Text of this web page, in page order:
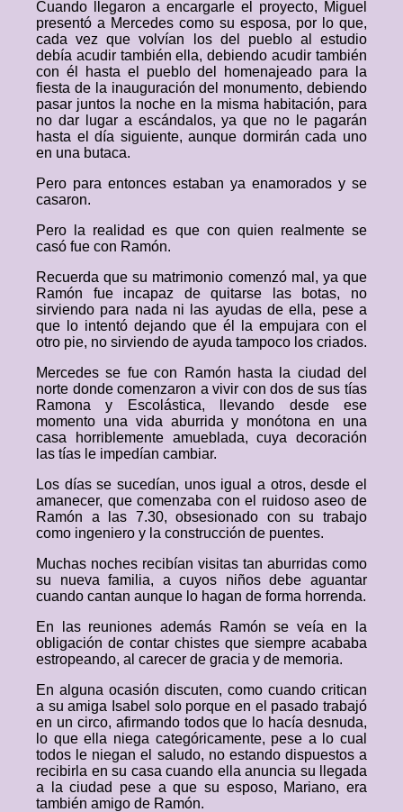
Cuando llegaron a encargarle el proyecto, Miguel
presentó a Mercedes como su esposa, por lo que,
cada vez que volvían los del pueblo al estudio
debía acudir también ella, debiendo acudir también
con él hasta el pueblo del homenajeado para la
fiesta de la inauguración del monumento, debiendo
pasar juntos la noche en la misma habitación, para
no dar lugar a escándalos, ya que no le pagarán
hasta el día siguiente, aunque dormirán cada uno
en una butaca.
Pero para entonces estaban ya enamorados y se
casaron.
Pero la realidad es que con quien realmente se
casó fue con Ramón.
Recuerda que su matrimonio comenzó mal, ya que
Ramón fue incapaz de quitarse las botas, no
sirviendo para nada ni las ayudas de ella, pese a
que lo intentó dejando que él la empujara con el
otro pie, no sirviendo de ayuda tampoco los criados.
Mercedes se fue con Ramón hasta la ciudad del
norte donde comenzaron a vivir con dos de sus tías
Ramona y Escolástica, llevando desde ese
momento una vida aburrida y monótona en una
casa horriblemente amueblada, cuya decoración
las tías le impedían cambiar.
Los días se sucedían, unos igual a otros, desde el
amanecer, que comenzaba con el ruidoso aseo de
Ramón a las 7.30, obsesionado con su trabajo
como ingeniero y la construcción de puentes.
Muchas noches recibían visitas tan aburridas como
su nueva familia, a cuyos niños debe aguantar
cuando cantan aunque lo hagan de forma horrenda.
En las reuniones además Ramón se veía en la
obligación de contar chistes que siempre acababa
estropeando, al carecer de gracia y de memoria.
En alguna ocasión discuten, como cuando critican
a su amiga Isabel solo porque en el pasado trabajó
en un circo, afirmando todos que lo hacía desnuda,
lo que ella niega categóricamente, pese a lo cual
todos le niegan el saludo, no estando dispuestos a
recibirla en su casa cuando ella anuncia su llegada
a la ciudad pese a que su esposo, Mariano, era
también amigo de Ramón.